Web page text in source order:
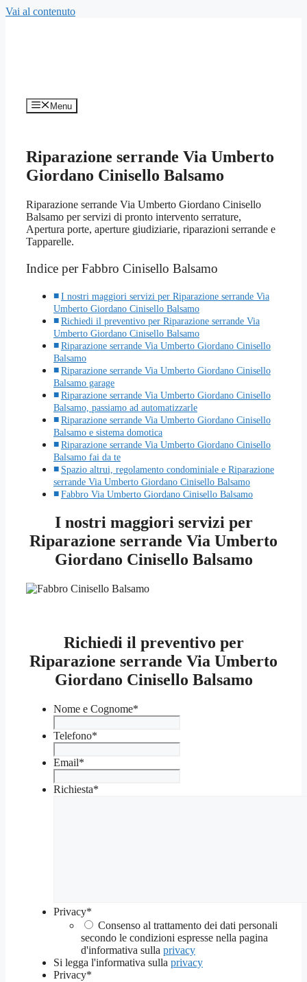
Vai al contenuto
Menu
Riparazione serrande Via Umberto
Giordano Cinisello Balsamo
Riparazione serrande Via Umberto Giordano Cinisello
Balsamo per servizi di pronto intervento serrature,
Apertura porte, aperture giudiziarie, riparazioni serrande e
Tapparelle.
Indice per Fabbro Cinisello Balsamo
I nostri maggiori servizi per Riparazione serrande Via
Umberto Giordano Cinisello Balsamo
Richiedi il preventivo per Riparazione serrande Via
Umberto Giordano Cinisello Balsamo
Riparazione serrande Via Umberto Giordano Cinisello
Balsamo
Riparazione serrande Via Umberto Giordano Cinisello
Balsamo garage
Riparazione serrande Via Umberto Giordano Cinisello
Balsamo, passiamo ad automatizzarle
Riparazione serrande Via Umberto Giordano Cinisello
Balsamo e sistema domotica
Riparazione serrande Via Umberto Giordano Cinisello
Balsamo fai da te
Spazio altrui, regolamento condominiale e Riparazione
serrande Via Umberto Giordano Cinisello Balsamo
Fabbro Via Umberto Giordano Cinisello Balsamo
I nostri maggiori servizi per
Riparazione serrande Via Umberto
Giordano Cinisello Balsamo
Richiedi il preventivo per
Riparazione serrande Via Umberto
Giordano Cinisello Balsamo
Nome e Cognome*
Telefono*
Email*
Richiesta*
Privacy*
Consenso al trattamento dei dati personali
secondo le condizioni espresse nella pagina
d'informativa sulla privacy
Si legga l'informativa sulla privacy
Privacy*